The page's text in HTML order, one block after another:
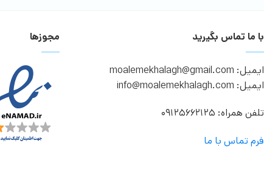
با ما تماس بگیرید
ایمیل: moalemekhalagh@gmail.com
ایمیل: info@moalemekhalagh.com
تلفن همراه: 09125662125
فرم تماس با ما
مجوزها